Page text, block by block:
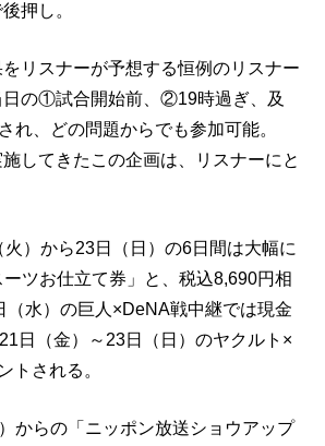
押し。
リスナーが予想する恒例のリスナー
日の①試合開始前、②19時過ぎ、及
、どの問題からでも参加可能。
してきたこの企画は、リスナーにと
）から23日（日）の6日間は大幅に
ツお仕立て券」と、税込8,690円相
水）の巨人×DeNA戦中継では現金
日（金）～23日（日）のヤクルト×
トされる。
からの「ニッポン放送ショウアップ